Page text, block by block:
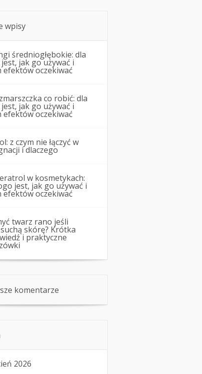
wpisy
średniogłębokie: dla
jak go używać i
efektów oczekiwać
co robić: dla
jak go używać i
efektów oczekiwać
z czym nie łączyć w
i dlaczego
w kosmetykach:
jest, jak go używać i
efektów oczekiwać
twarz rano jeśli
skórę? Krótka
i praktyczne
komentarze
2026